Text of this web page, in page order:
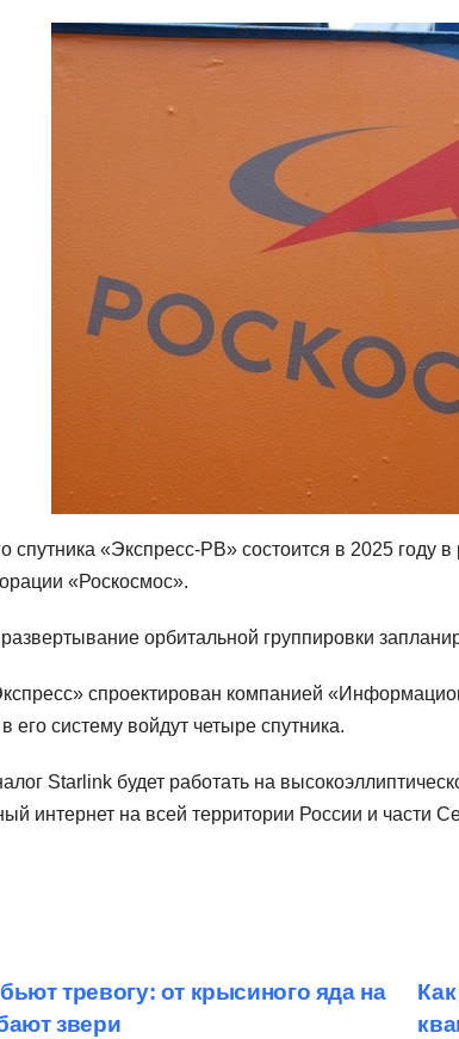
спутника «Экспресс-РВ» состоится в 2025
«Роскосмос».
орбитальной группировки
спроектирован компанией
его систему войдут четыре спутника.
Starlink будет работать на
интернет на всей территории России и части
тревогу: от крысиного яда на
звери